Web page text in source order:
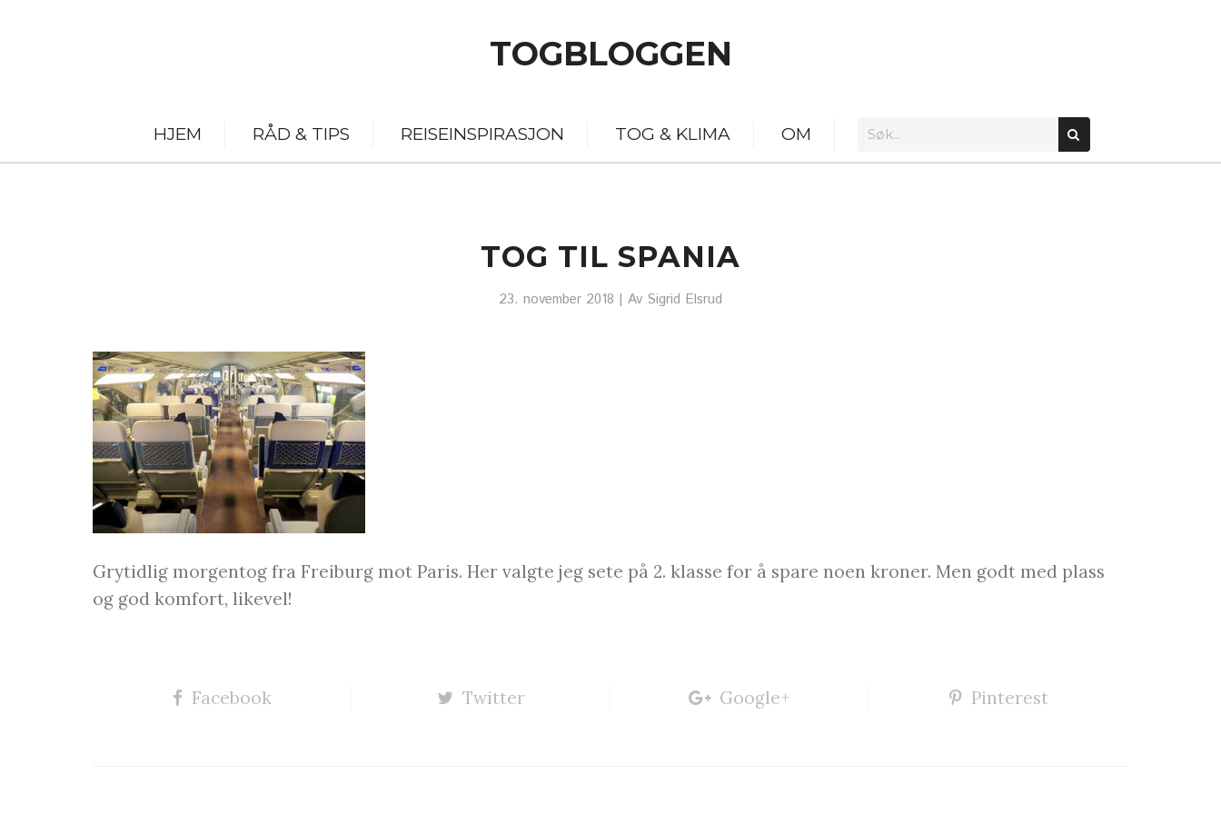
TOGBLOGGEN
HJEM RÅD & TIPS REISEINSPIRASJON TOG & KLIMA OM
TOG TIL SPANIA
23. november 2018 | Av Sigrid Elsrud
Grytidlig morgentog fra Freiburg mot Paris. Her valgte jeg sete på 2. klasse for å spare noen kroner. Men godt med plass
og god komfort, likevel!
Facebook Twitter Google+ Pinterest